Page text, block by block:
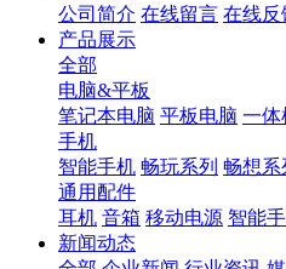
公司简介 在线留言 在线反
产品展示
全部
电脑&平板
笔记本电脑 平板电脑 一体
手机
智能手机 畅玩系列 畅想系
通用配件
耳机 音箱 移动电源 智能
新闻动态